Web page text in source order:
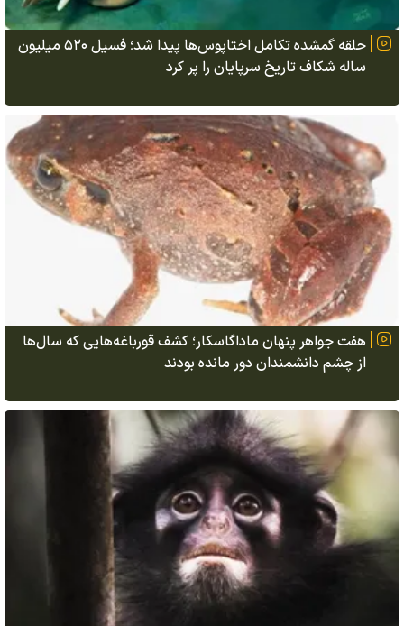
حلقه گمشده تکامل اختاپوس‌ها پیدا شد؛ فسیل ۵۲۰ میلیون
ساله شکاف تاریخ سرپایان را پر کرد
هفت جواهر پنهان ماداگاسکار؛ کشف قورباغه‌هایی که سال‌ها
از چشم دانشمندان دور مانده بودند